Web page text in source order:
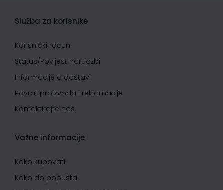
Služba za korisnike
Korisnički račun
Status/Povijest narudžbi
Informacije o dostavi
Povrat proizvoda i reklamacije
Kontaktirajte nas
Važne informacije
Kako kupovati
Kako do popusta